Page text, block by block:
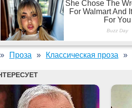
Проза Классическая проза